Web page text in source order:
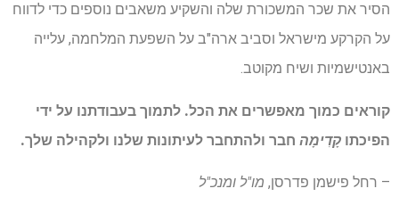
הסיר את שכר המשכורת שלה והשקיע משאבים נוספים כדי לדווח
על הקרקע מישראל וסביב ארה"ב על השפעת המלחמה, עלייה
באנטישמיות ושיח מקוטב.
קוראים כמוך מאפשרים את הכל. לתמוך בעבודתנו על ידי
הפיכתו קָדִימָה חבר ולהתחבר לעיתונות שלנו ולקהילה שלך.
– רחל פישמן פדרסן, מו"ל ומנכ"ל